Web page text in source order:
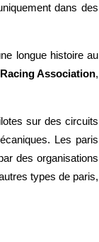
dans des
longue histoire au
Association,
sur des circuits
Les paris
des organisations
types de paris,